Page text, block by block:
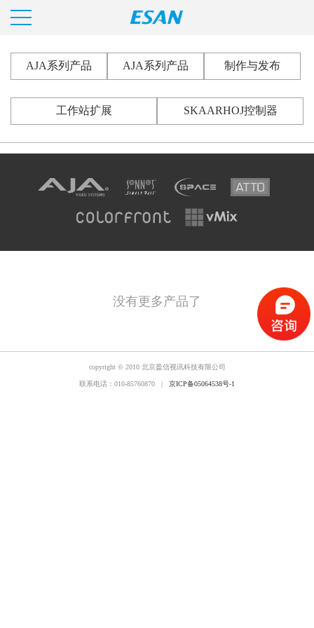
AJA系列产品 AJA系列产品 制作与发布
工作站扩展 SKAARHOJ控制器
没有更多产品了
copyright © 2010 北京盈信视讯科技有限公司
联系电话：010-85760870 | 京ICP备05064538号-1